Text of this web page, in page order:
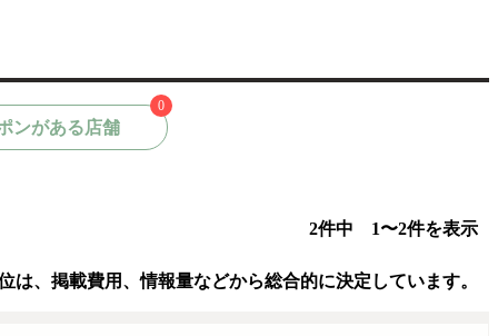
ンがある店舗
0
2件中 1〜2件を表示
は、掲載費用、情報量などから総合的に決定しています。